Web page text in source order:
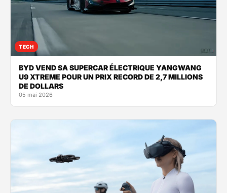
TECH
BYD VEND SA SUPERCAR ÉLECTRIQUE YANGWANG
U9 XTREME POUR UN PRIX RECORD DE 2,7 MILLIONS
DE DOLLARS
05 mai 2026